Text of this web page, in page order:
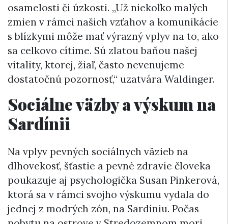
osamelosti či úzkosti. „Už niekoľko malých
zmien v rámci našich vzťahov a komunikácie
s blízkymi môže mať výrazný vplyv na to, ako
sa celkovo cítime. Sú zlatou baňou našej
vitality, ktorej, žiaľ, často nevenujeme
dostatočnú pozornosť,“ uzatvára Waldinger.
Sociálne väzby a výskum na
Sardínii
Na vplyv pevných sociálnych väzieb na
dlhovekosť, šťastie a pevné zdravie človeka
poukazuje aj psychologička Susan Pinkerová,
ktorá sa v rámci svojho výskumu vydala do
jednej z modrých zón, na Sardíniu. Počas